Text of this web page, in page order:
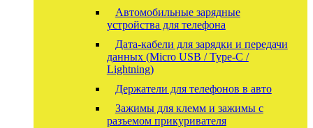
Автомобильные зарядные
устройства для телефона
Дата-кабели для зарядки и передачи
данных (Micro USB / Type-C /
Lightning)
Держатели для телефонов в авто
Зажимы для клемм и зажимы с
разъемом прикуривателя